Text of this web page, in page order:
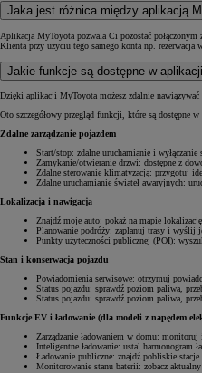
Jaka jest różnica między aplikacją
Aplikacja MyToyota pozwala Ci pozostać
Klienta przy użyciu tego samego konta np. rezerwacja
Jakie funkcje są dostępne w
Dzięki aplikacji MyToyota możesz zdalnie nawiązywać
Oto szczegółowy przegląd funkcji, które są dostępne
Zdalne zarządzanie pojazdem
Start/stop: zdalne uruchamianie i wyłączanie
Zamykanie/otwieranie drzwi: dostępne z
Zdalne sterowanie klimatyzacją: przygotuj
Zdalne uruchamianie świateł awaryjnych:
Lokalizacja i nawigacja
Znajdź moje auto: pokaż na mapie
Planowanie podróży: zaplanuj trasy i wyślij
Punkty użyteczności publicznej (POI):
Stan i konserwacja pojazdu
Powiadomienia serwisowe: otrzymuj
Status pojazdu: sprawdź poziom paliwa,
Status pojazdu: sprawdź poziom paliwa,
Funkcje EV i ładowanie (dla modeli z napędem
Zarządzanie ładowaniem w domu:
Inteligentne ładowanie: ustal harmonogram
Ładowanie publiczne: znajdź pobliskie stacje
Monitorowanie stanu baterii: zobacz